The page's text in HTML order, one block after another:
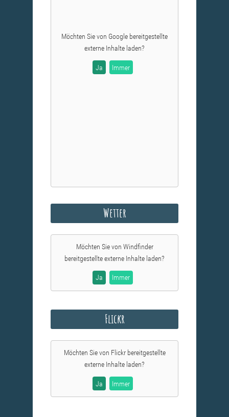
Möchten Sie von Google bereitgestellte
externe Inhalte laden?
Ja Immer
Wetter
Möchten Sie von Windfinder
bereitgestellte externe Inhalte laden?
Ja Immer
Flickr
Möchten Sie von Flickrbereitgestellte
externe Inhalte laden?
Ja Immer